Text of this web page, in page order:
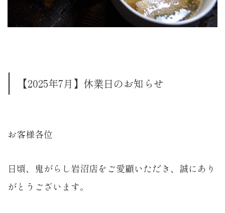
【2025年7月】休業日のお知らせ
お客様各位
日頃、鬼がらし岩沼店をご愛顧いただき、誠にあり
がとうございます。